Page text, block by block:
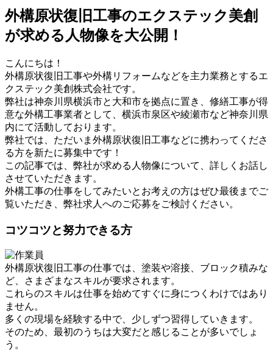
外構原状復旧工事のエクステック美創
が求める人物像を大公開！
こんにちは！
外構原状復旧工事や外構リフォームなどを主力業務とするエ
クステック美創株式会社です。
弊社は神奈川県横浜市と大和市を拠点に置き、修繕工事が得
意な外構工事業者として、横浜市泉区や綾瀬市など神奈川県
内にて活動しております。
弊社では、ただいま外構原状復旧工事などに携わってくださ
る方を新たに募集中です！
この記事では、弊社が求める人物像について、詳しくお話し
させていただきます。
外構工事の仕事をしてみたいとお考えの方はぜひ最後までご
覧いただき、弊社求人へのご応募をご検討ください。
コツコツと努力できる方
外構原状復旧工事の仕事では、塗装や溶接、ブロック積みな
ど、さまざまなスキルが要求されます。
これらのスキルは仕事を始めてすぐに身につくわけではあり
ません。
多くの現場を経験する中で、少しずつ習得していきます。
そのため、最初のうちは大変だと感じることが多いでしょ
う。